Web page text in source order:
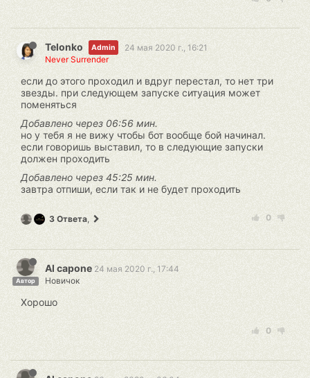
Telonko Admin
24 мая 2020 г., 16:21
Never Surrender
если до этого проходил и вдруг перестал, то нет три
звезды. при следующем запуске ситуация может
поменяться
Добавлено через 06:56 мин.
но у тебя я не вижу чтобы бот вообще бой начинал.
если говоришь выставил, то в следующие запуски
должен проходить
Добавлено через 45:25 мин.
завтра отпиши, если так и не будет проходить
0
3 Ответа
Автор
Al capone 24 мая 2020 г., 17:44
Новичок
Хорошо
0